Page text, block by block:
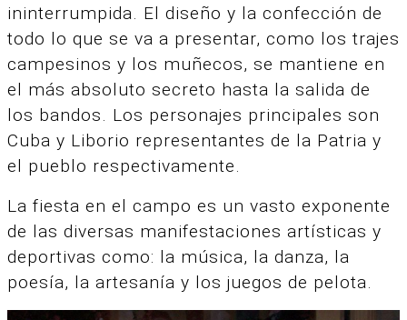
ininterrumpida. El diseño y la confección de
todo lo que se va a presentar, como los trajes
campesinos y los muñecos, se mantiene en
el más absoluto secreto hasta la salida de
los bandos. Los personajes principales son
Cuba y Liborio representantes de la Patria y
el pueblo respectivamente.
La fiesta en el campo es un vasto exponente
de las diversas manifestaciones artísticas y
deportivas como: la música, la danza, la
poesía, la artesanía y los juegos de pelota.